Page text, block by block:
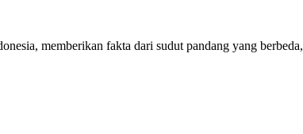
memberikan fakta dari sudut pandang yang berbeda,